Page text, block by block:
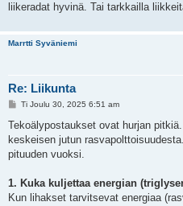
liikeradat hyvinä. Tai tarkkailla
Marrtti Syväniemi
Re: Liikunta
V
e
t
i
Ti Joulu 30, 2025 6:51 am
Tekoälypostaukset ovat hurjan
keskeisen jutun
pituuden vuoksi.
1. Kuka kuljettaa energian
Kun lihakset tarvitsevat energiaa